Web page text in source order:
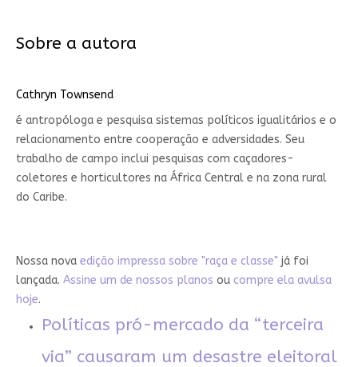
Sobre a autora
Cathryn Townsend
é antropóloga e pesquisa sistemas políticos igualitários e o
relacionamento entre cooperação e adversidades. Seu
trabalho de campo inclui pesquisas com caçadores-
coletores e horticultores na África Central e na zona rural
do Caribe.
Nossa nova edição impressa sobre "raça e classe" já foi
lançada. Assine um de nossos planos ou compre ela avulsa
hoje.
Políticas pró-mercado da “terceira
via” causaram um desastre eleitoral